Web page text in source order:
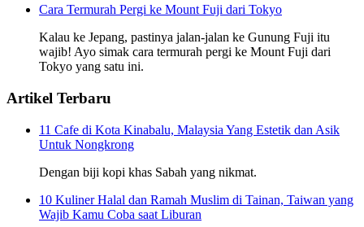
Cara Termurah Pergi ke Mount Fuji dari Tokyo
Kalau ke Jepang, pastinya jalan-jalan ke Gunung Fuji itu
wajib! Ayo simak cara termurah pergi ke Mount Fuji dari
Tokyo yang satu ini.
Artikel Terbaru
11 Cafe di Kota Kinabalu, Malaysia Yang Estetik dan Asik
Untuk Nongkrong
Dengan biji kopi khas Sabah yang nikmat.
10 Kuliner Halal dan Ramah Muslim di Tainan, Taiwan yang
Wajib Kamu Coba saat Liburan